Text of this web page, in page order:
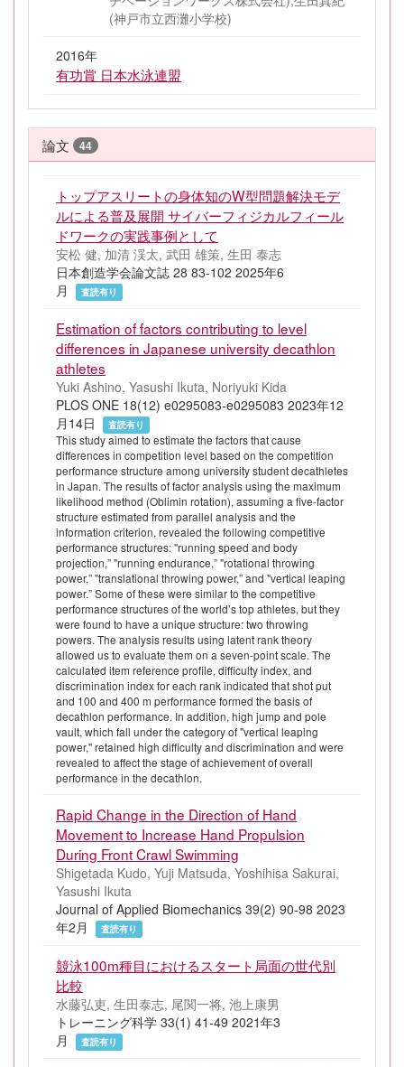
(神戸市立西灘小学校)
2016年
有功賞 日本水泳連盟
論文 44
トップアスリートの身体知のW型問題解決モデ
ルによる普及展開 サイバーフィジカルフィール
ドワークの実践事例として
安松 健, 加清 渓太, 武田 雄策, 生田 泰志
日本創造学会論文誌 28 83-102 2025年6
月
査読有り
Estimation of factors contributing to level
differences in Japanese university decathlon
athletes
Yuki Ashino, Yasushi Ikuta, Noriyuki Kida
PLOS ONE 18(12) e0295083-e0295083 2023年12
月14日
査読有り
This study aimed to estimate the factors that cause
differences in competition level based on the competition
performance structure among university student decathletes
in Japan. The results of factor analysis using the maximum
likelihood method (Oblimin rotation), assuming a five-factor
structure estimated from parallel analysis and the
information criterion, revealed the following competitive
performance structures: "running speed and body
projection,” "running endurance,” "rotational throwing
power,” "translational throwing power,” and "vertical leaping
power.” Some of these were similar to the competitive
performance structures of the world’s top athletes, but they
were found to have a unique structure: two throwing
powers. The analysis results using latent rank theory
allowed us to evaluate them on a seven-point scale. The
calculated item reference profile, difficulty index, and
discrimination index for each rank indicated that shot put
and 100 and 400 m performance formed the basis of
decathlon performance. In addition, high jump and pole
vault, which fall under the category of "vertical leaping
power," retained high difficulty and discrimination and were
revealed to affect the stage of achievement of overall
performance in the decathlon.
Rapid Change in the Direction of Hand
Movement to Increase Hand Propulsion
During Front Crawl Swimming
Shigetada Kudo, Yuji Matsuda, Yoshihisa Sakurai,
Yasushi Ikuta
Journal of Applied Biomechanics 39(2) 90-98 2023
年2月
査読有り
競泳100m種目におけるスタート局面の世代別
比較
水藤弘吏, 生田泰志, 尾関一将, 池上康男
トレーニング科学 33(1) 41-49 2021年3
月
査読有り